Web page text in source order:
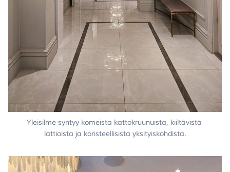
Yleisilme syntyy komeista kattokruunuista, kiiltävistä
lattioista ja koristeellisista yksityiskohdista.